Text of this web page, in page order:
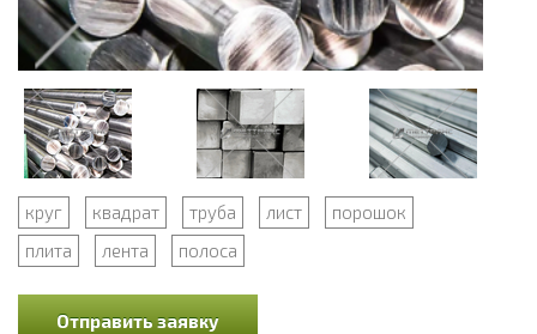
круг квадрат труба лист
порошок
плита
лента полоса
Отправить заявку